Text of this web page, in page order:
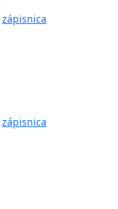
zápisnica
zápisnica